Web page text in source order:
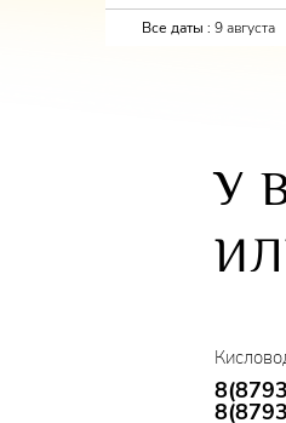
Все даты : 9 августа
У